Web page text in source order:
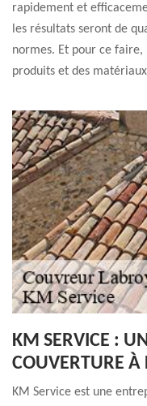
rapidement et
les résultats seront de
normes. Et pour ce
produits et des
KM SERVICE :
COUVERTURE À
KM Service est une